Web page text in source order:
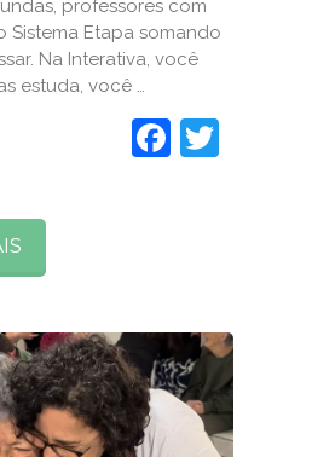
professores com
Sistema Etapa somando
Na Interativa, você
estuda, você …